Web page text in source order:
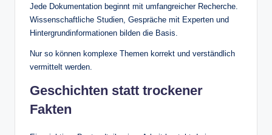
Jede Dokumentation beginnt mit umfangreicher Recherche.
Wissenschaftliche Studien, Gespräche mit Experten und
Hintergrundinformationen bilden die Basis.
Nur so können komplexe Themen korrekt und verständlich
vermittelt werden.
Geschichten statt trockener
Fakten